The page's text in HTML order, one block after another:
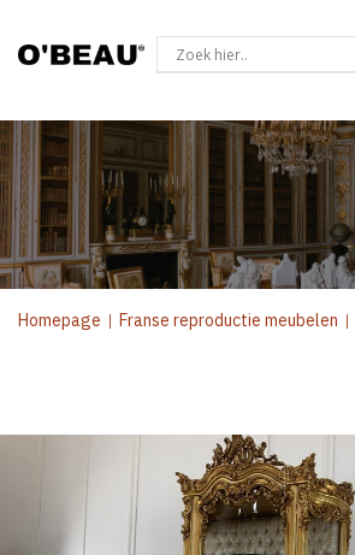
Homepage | Franse reproductie meubelen |